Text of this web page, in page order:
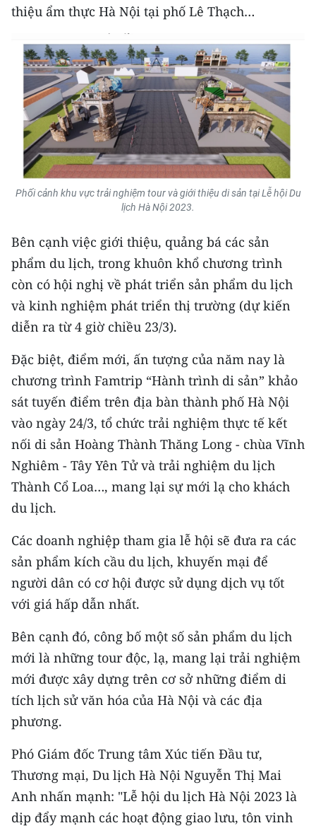
Media Y tế
Media Khoa học - Công nghệ
Media Môi trường
Ảnh
Infographic
TIN MỚI
Trung du và miền núi phía Bắc
Đồng bằng sông Hồng
Bắc Trung Bộ
Duyên hải Nam Trung Bộ và Tây
Nguyên
Đông Nam Bộ
Đồng bằng sông Cửu Long
Chuyên trang Hà Nội
Chuyên trang TP. Hồ Chí Minh
CHUYÊN ĐỀ
CÁC CHUYÊN TRANG
VỀ BÁO NHÂN DÂN
THỜI NAY
NHÂN DÂN CUỐI TUẦN
NHÂN DÂN HẰNG THÁNG
MUA BÁO
ĐỌC BÁO IN
ENGLISH
thiệu ẩm thực Hà Nội tại phố Lê Thạch…
Phối cảnh khu vực trải nghiệm tour và giới thiệu di sản tại Lễ hội Du
lịch Hà Nội 2023.
Bên cạnh việc giới thiệu, quảng bá các sản
phẩm du lịch, trong khuôn khổ chương trình
còn có hội nghị về phát triển sản phẩm du lịch
và kinh nghiệm phát triển thị trường (dự kiến
diễn ra từ 4 giờ chiều 23/3).
Đặc biệt, điểm mới, ấn tượng của năm nay là
chương trình Famtrip “Hành trình di sản” khảo
sát tuyến điểm trên địa bàn thành phố Hà Nội
vào ngày 24/3, tổ chức trải nghiệm thực tế kết
nối di sản Hoàng Thành Thăng Long - chùa Vĩnh
Nghiêm - Tây Yên Tử và trải nghiệm du lịch
Thành Cổ Loa…, mang lại sự mới lạ cho khách
du lịch.
Các doanh nghiệp tham gia lễ hội sẽ đưa ra các
sản phẩm kích cầu du lịch, khuyến mại để
người dân có cơ hội được sử dụng dịch vụ tốt
với giá hấp dẫn nhất.
Bên cạnh đó, công bố một số sản phẩm du lịch
mới là những tour độc, lạ, mang lại trải nghiệm
mới được xây dựng trên cơ sở những điểm di
tích lịch sử văn hóa của Hà Nội và các địa
phương.
Phó Giám đốc Trung tâm Xúc tiến Đầu tư,
Thương mại, Du lịch Hà Nội Nguyễn Thị Mai
Anh nhấn mạnh: "Lễ hội du lịch Hà Nội 2023 là
dịp đẩy mạnh các hoạt động giao lưu, tôn vinh